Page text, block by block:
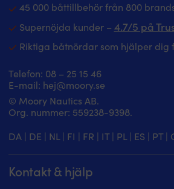
45 000 båttillbehör från 800
Supernöjda kunder – 4.7/5 på
Riktiga båtnördar som hjälper dig
Telefon: 08 – 25 15 46
E-mail: hej@moory.se
© Moory Nautics AB.
Org. nummer: 5‍59238-9398.
DA | DE | NL | FI | FR | IT| PL | ES | PT|
Kontakt & hjälp